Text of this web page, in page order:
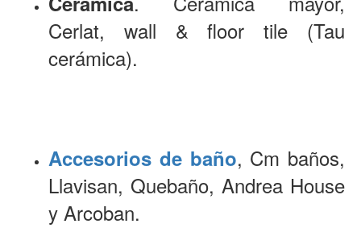
Cerlat, wall & floor tile (Tau
cerámica).
Accesorios de baño, Cm baños,
Llavisan, Quebaño, Andrea House
y Arcoban.